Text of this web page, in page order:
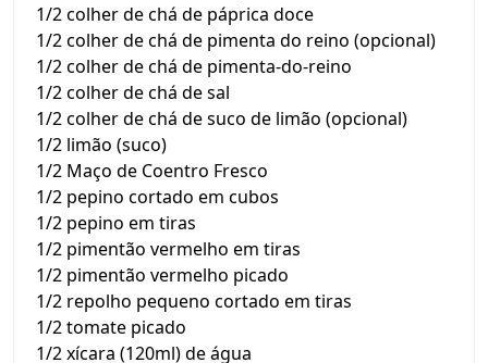
1/2 colher de chá de páprica doce
1/2 colher de chá de pimenta do reino (opcional)
1/2 colher de chá de pimenta-do-reino
1/2 colher de chá de sal
1/2 colher de chá de suco de limão (opcional)
1/2 limão (suco)
1/2 Maço de Coentro Fresco
1/2 pepino cortado em cubos
1/2 pepino em tiras
1/2 pimentão vermelho em tiras
1/2 pimentão vermelho picado
1/2 repolho pequeno cortado em tiras
1/2 tomate picado
1/2 xícara (120ml) de água